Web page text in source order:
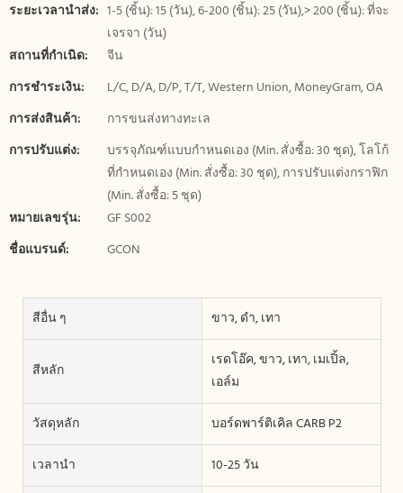
ระยะเวลานำส่ง: 1-5 (ชิ้น): 15 (วัน), 6-200 (ชิ้น): 25 (วัน),> 200 (ชิ้น): ที่จะ
เจรจา (วัน)
สถานที่กำเนิด:
จีน
การชำระเงิน:
L/C, D/A, D/P, T/T, Western Union, MoneyGram, OA
การส่งสินค้า:
การขนส่งทางทะเล
การปรับแต่ง:
บรรจุภัณฑ์แบบกำหนดเอง (Min. สั่งซื้อ: 30 ชุด), โลโก้
ที่กำหนดเอง (Min. สั่งซื้อ: 30 ชุด), การปรับแต่งกราฟิก
(Min. สั่งซื้อ: 5 ชุด)
หมายเลขรุ่น:
GF S002
ชื่อแบรนด์:
GCON
สีอื่น ๆ ขาว, ดำ, เทา
สีหลัก
เรดโอ๊ค, ขาว, เทา, เมเปิ้ล,
เอล์ม
วัสดุหลัก
บอร์ดพาร์ติเคิล CARB P2
เวลานำ
10-25 วัน